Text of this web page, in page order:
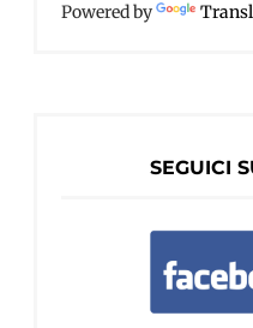
Powered by
SEGUICI